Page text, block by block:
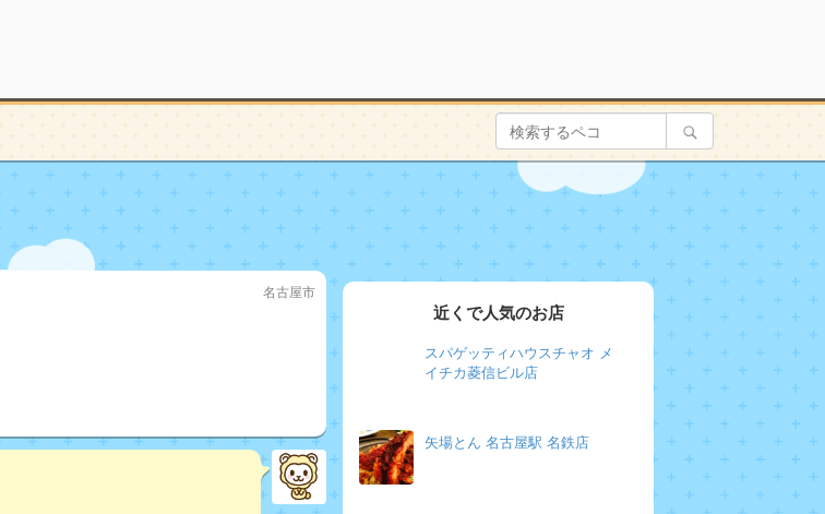
名古屋市
近くで人気のお店
スパゲッティハウスチャオ メ
イチカ菱信ビル店
矢場とん 名古屋駅 名鉄店